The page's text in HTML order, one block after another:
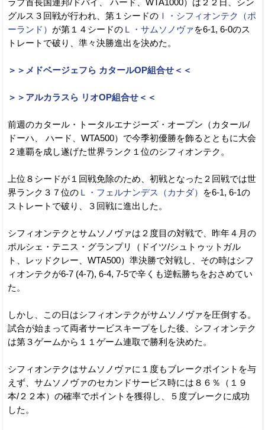
ラブ首長国連邦/ドバイ、 ハード、WTA1000）は２２日、シン
グルス３回戦が行われ、第１シードの Ｉ・シフィオンテク（ポ
ーランド） が第１４シードの Ｌ・サムソノヴァを6-1, 6-0のス
トレートで破り、準々決勝進出を決めた。
＞＞メドベージェフら カタールOP組合せ＜＜
＞＞アルカラスら リオOP組合せ＜＜
前週のカタール・トータルエナジーズ・オープン（カタール/
ドーハ、 ハード、WTA500）で今季初優勝を飾るとともに大会
２連覇を成し遂げた世界ランク１位のシフィオンテク。
上位８シードが１回戦免除のため、初戦となった２回戦では世
界ランク３７位の Ｌ・フェルナンデス（カナダ）
を6-1, 6-1の
ストレートで破り、３回戦に進出した。
シフィオンテクとサムソノヴァは２度目の対戦で、昨年４月の
ポルシェ・テニス・グランプリ（ドイツ/シュトゥットガル
ト、レッドクレー、WTA500）準決勝で対戦し、その時はシフ
ィオンテクが6-7 (4-7), 6-4, 7-5で辛くも逆転勝ちをおさめてい
た。
しかし、この日はシフィオンテクがサムソノヴァを圧倒する。
試合が始まって両者サービスキープをした後、シフィオンテク
は第３ゲームから１１ゲーム連取で勝利を決めた。
シフィオンテクはサムソノヴァに１度もブレークポイントを与
えず、サムソノヴァのセカンドサービス時には８６％（１９
本/２２本）の確率でポイントを獲得し、５度ブレークに成功
した。